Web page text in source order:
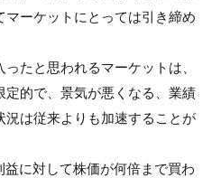
マーケットにとっては引き締め
たと思われるマーケットは、
的で、景気が悪くなる、業績
況は従来よりも加速することが
に対して株価が何倍まで買わ